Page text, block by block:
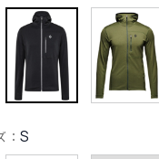
： S